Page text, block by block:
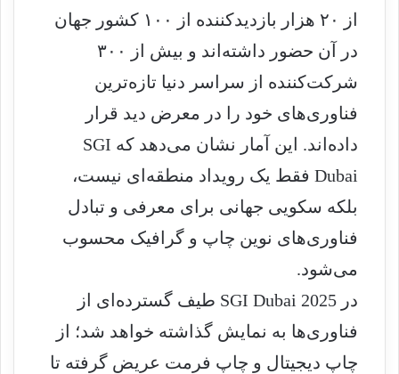
از ۲۰ هزار بازدیدکننده از ۱۰۰ کشور جهان
در آن حضور داشته‌اند و بیش از ۳۰۰
شرکت‌کننده از سراسر دنیا تازه‌ترین
فناوری‌های خود را در معرض دید قرار
داده‌اند. این آمار نشان می‌دهد که SGI
Dubai فقط یک رویداد منطقه‌ای نیست،
بلکه سکویی جهانی برای معرفی و تبادل
فناوری‌های نوین چاپ و گرافیک محسوب
می‌شود.
در SGI Dubai 2025 طیف گسترده‌ای از
فناوری‌ها به نمایش گذاشته خواهد شد؛ از
چاپ دیجیتال و چاپ فرمت عریض گرفته تا